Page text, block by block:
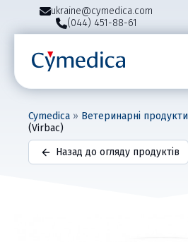
ukraine@cymedica.com
(044) 451-88-61
Cymedica » Ветеринарні продукти
(Virbac)
Назад до огляду продуктів